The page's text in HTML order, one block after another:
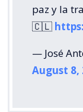
paz y la
🇨🇱
— José
August 8,